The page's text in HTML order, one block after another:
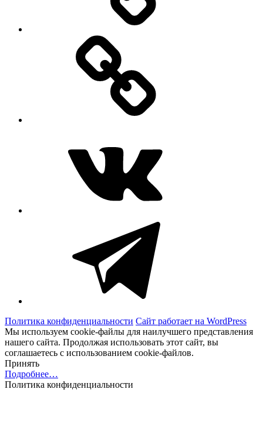
Политика конфиденциальности Сайт работает на WordPress
Мы используем cookie-файлы для наилучшего представления
нашего сайта. Продолжая использовать этот сайт, вы
соглашаетесь с использованием cookie-файлов.
Принять
Подробнее…
Политика конфиденциальности